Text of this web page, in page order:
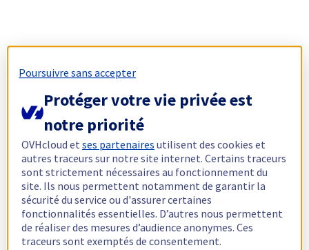
Poursuivre sans accepter
Protéger votre vie privée est
notre priorité
OVHcloud etses partenaires utilisent des cookies et
autres traceurs sur notre site internet. Certains traceurs
sont strictement nécessaires au fonctionnement du
site. Ils nous permettent notamment de garantir la
sécurité du service ou d'assurer certaines
fonctionnalités essentielles. D’autres nous permettent
de réaliser des mesures d’audience anonymes. Ces
traceurs sont exemptés de consentement.